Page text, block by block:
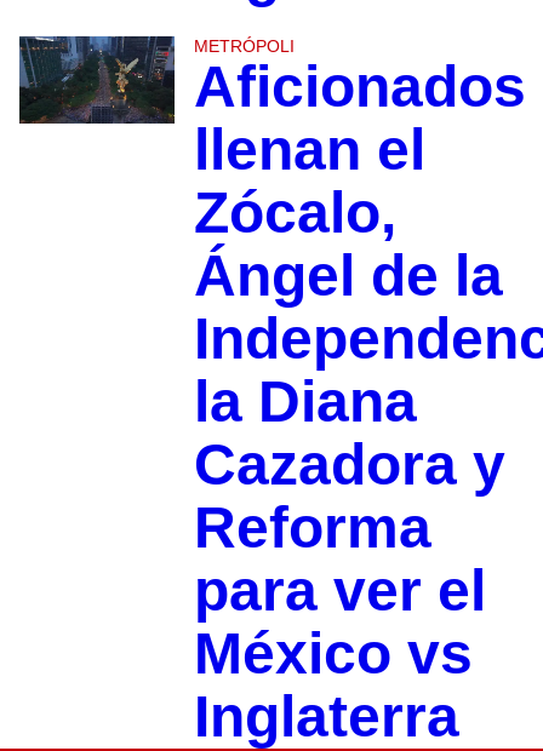
METRÓPOLI
Aficionados
llenan el
Zócalo,
Ángel de la
la Diana
Cazadora y
Reforma
para ver el
México vs
Inglaterra